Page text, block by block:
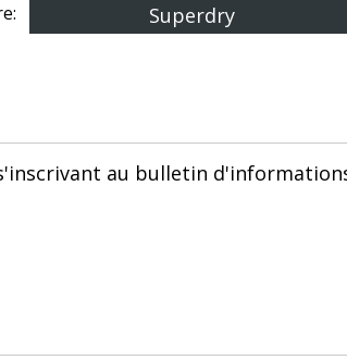
Superdry
au bulletin